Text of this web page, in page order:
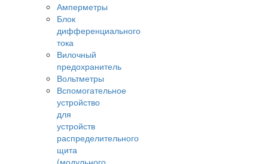
Амперметры
Блок
дифференциального
тока
Вилочный
предохранитель
Вольтметры
Вспомогательное
устройство
для
устройств
распределительного
щита